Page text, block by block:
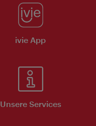
ivie App
Unsere Services